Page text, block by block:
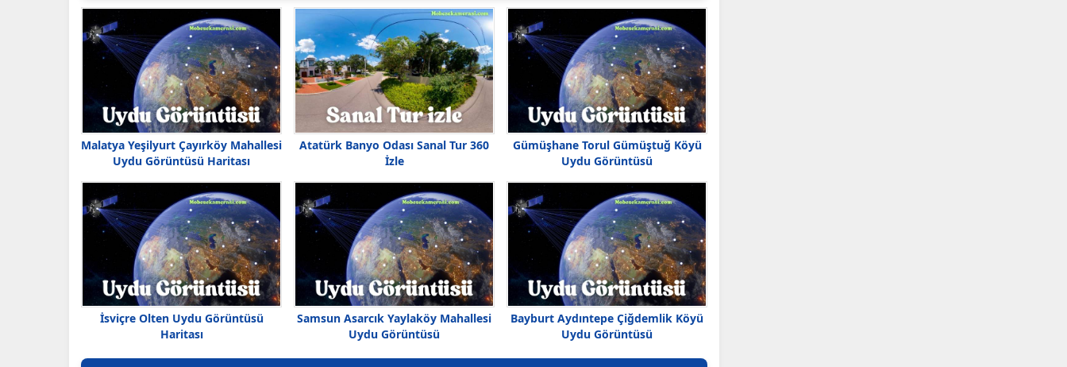
Malatya Yeşilyurt Çayırköy Mahallesi
Uydu Görüntüsü Haritası
Atatürk Banyo Odası Sanal Tur 360
İzle
Gümüşhane Torul Gümüştuğ Köyü
Uydu Görüntüsü
İsviçre Olten Uydu Görüntüsü
Haritası
Samsun Asarcık Yaylaköy Mahallesi
Uydu Görüntüsü
Bayburt Aydıntepe Çiğdemlik Köyü
Uydu Görüntüsü